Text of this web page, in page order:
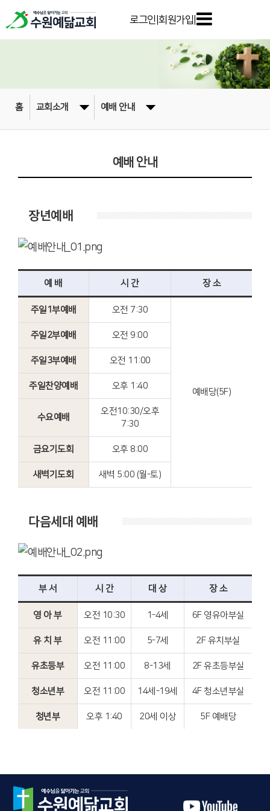
로그인 |회원가입
홈 교회소개 예배 안내
예배 안내
장년예배
예 배 시 간 장 소
주일1부예배 오전 7:30
예배당(5F)
주일2부예배 오전 9:00
주일3부예배 오전 11:00
주일찬양예배 오후 1:40
수요예배
오전10:30/오후
7:30
금요기도회 오후 8:00
새벽기도회 새벽 5:00 (월-토)
다음세대 예배
부 서 시 간 대 상 장 소
영 아 부 오전 10:30 1-4세 6F 영유아부실
유 치 부 오전 11:00 5-7세 2F 유치부실
유초등부 오전 11:00 8-13세 2F 유초등부실
청소년부 오전 11:00 14세-19세 4F 청소년부실
청년부 오후 1:40 20세 이상 5F 예배당